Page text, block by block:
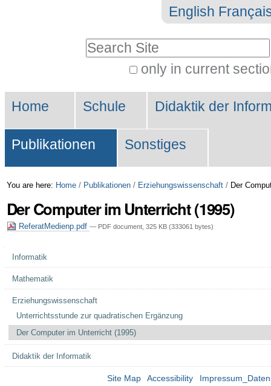
Skip
to
navigation
English
only in current
Search…
Sections
Home Schule Didaktik der
Publikationen Sonstiges
You are here: Home / Publikationen / Erziehungswissenschaft / Der
Der Computer im Unterricht (1995)
ReferatMedienp.pdf — PDF document, 325 KB (333061 bytes)
Informatik
Mathematik
Erziehungswissenschaft
Unterrichtsstunde zur quadratischen Ergänzung
Der Computer im Unterricht (1995)
Didaktik der Informatik
Site Map Accessibility